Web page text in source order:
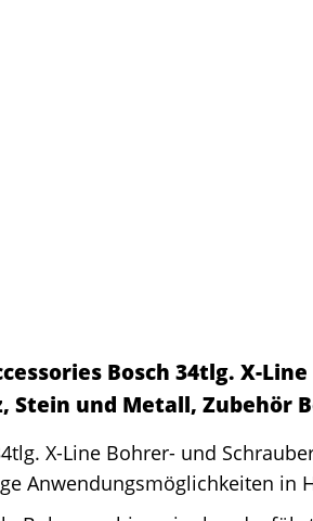
Bosch 34tlg. X-
Stein und Metall, Zubehör
X-Line Bohrer- und
Anwendungsmöglichkeiten in